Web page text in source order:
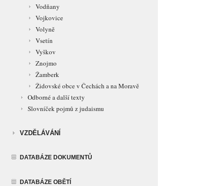
Vodňany
Vojkovice
Volyně
Vsetín
Vyškov
Znojmo
Žamberk
Židovské obce v Čechách a na Moravě
Odborné a další texty
Slovníček pojmů z judaismu
VZDĚLÁVÁNÍ
DATABÁZE DOKUMENTŮ
DATABÁZE OBĚTÍ